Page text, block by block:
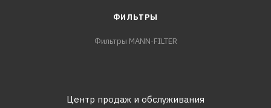
ФИЛЬТРЫ
Фильтры MANN-FILTER
Центр продаж и обслуживания